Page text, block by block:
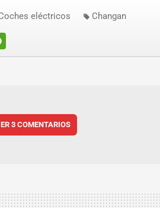
eléctricos Changan
3 COMENTARIOS